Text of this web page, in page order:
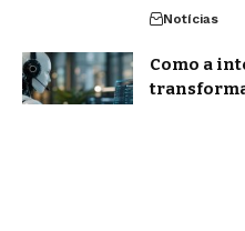
Notícias
Como a